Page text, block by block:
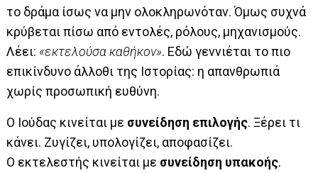
το δράμα ίσως να μην ολοκληρωνόταν. Όμως συχνά
κρύβεται πίσω από εντολές, ρόλους, μηχανισμούς.
Λέει: «εκτελούσα καθήκον». Εδώ γεννιέται το πιο
επικίνδυνο άλλοθι της Ιστορίας: η απανθρωπιά
χωρίς προσωπική ευθύνη.
Ο Ιούδας κινείται με συνείδηση επιλογής. Ξέρει τι
κάνει. Ζυγίζει, υπολογίζει, αποφασίζει.
Ο εκτελεστής κινείται με συνείδηση υπακοής.